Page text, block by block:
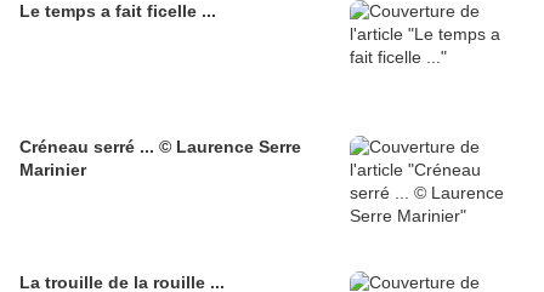
Le temps a fait ficelle ...
Créneau serré ... © Laurence Serre
Marinier
La trouille de la rouille ...